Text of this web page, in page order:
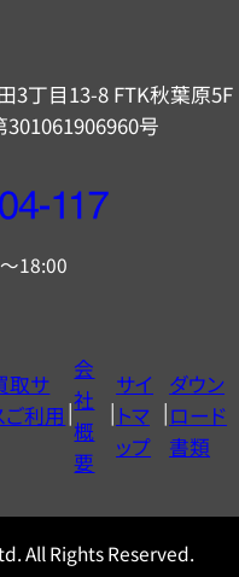
3丁目13-8 FTK秋葉原5F
号
18:00
取サ
ご利用
会
社
概
要
サイ
トマ
ップ
ダウン
ロード
書類
All Rights Reserved.